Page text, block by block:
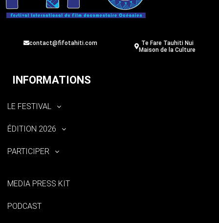
contact@fifotahiti.com
Te Fare Tauhiti Nui
Maison de la Culture
INFORMATIONS
LE FESTIVAL
ÉDITION 2026
PARTICIPER
MEDIA PRESS KIT
PODCAST